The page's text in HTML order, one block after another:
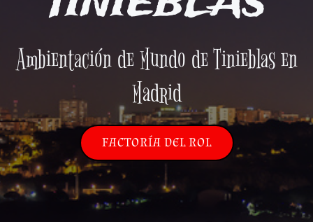
Ambientación de Mundo de Tinieblas en
Madrid
FACTORÍA DEL ROL